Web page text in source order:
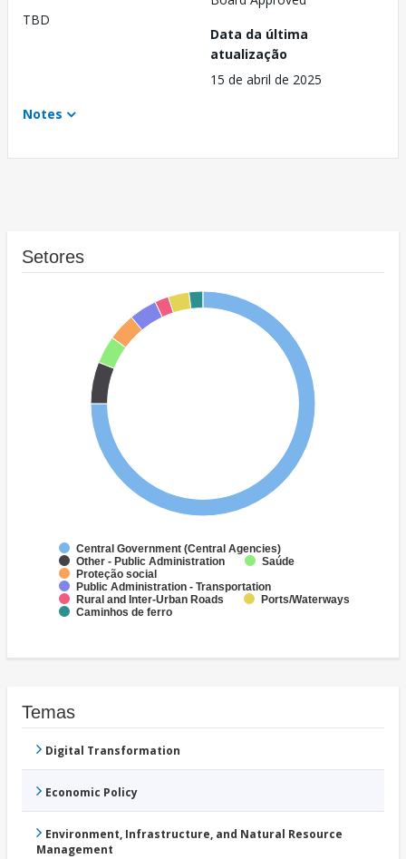
TBD
Data da última
atualização
15 de abril de 2025
Notes
Setores
Central Government (Central Agencies)
Other - Public Administration
Saúde
Proteção social
Public Administration - Transportation
Rural and Inter-Urban Roads
Ports/Waterways
Caminhos de ferro
Temas
Digital Transformation
Economic Policy
Environment, Infrastructure, and Natural Resource
Management